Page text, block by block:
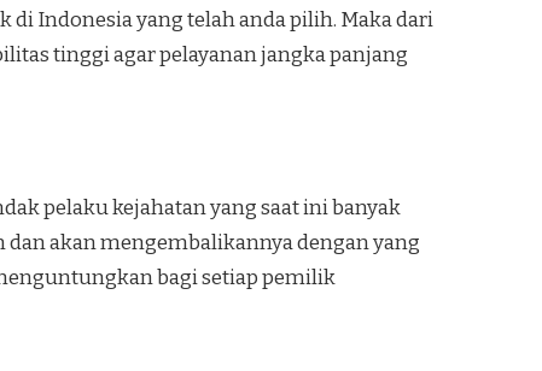
di Indonesiayang telah anda pilih. Maka dari
tinggi agar pelayanan jangka panjang
pelaku kejahatan yang saat ini banyak
akan mengembalikannya dengan yang
bagi setiap pemilik